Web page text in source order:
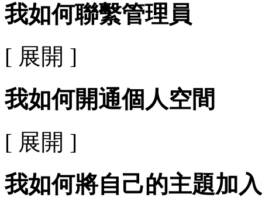
我如何聯繫管理員
[ 展開 ]
我如何開通個人空間
[ 展開 ]
我如何將自己的主題加